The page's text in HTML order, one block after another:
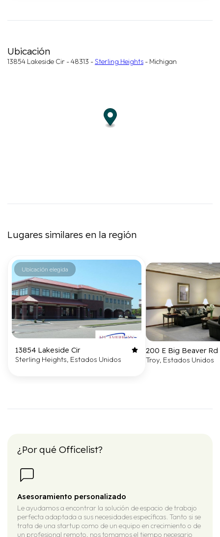
Ubicación
13854 Lakeside Cir - 48313 -Sterling Heights - Michigan
Lugares similares en la región
Ubicación elegida
13854 Lakeside Cir
Sterling Heights, Estados Unidos
200 E Big Beaver Rd
Troy, Estados Unidos
¿Por qué Officelist?
Asesoramiento personalizado
Le ayudamos a encontrar la solución de espacio de trabajo
perfecta adaptada a sus necesidades específicas. Tanto si se
trata de una startup como de un equipo en crecimiento o de
un profesional remoto, nos tomamos el tiempo necesario